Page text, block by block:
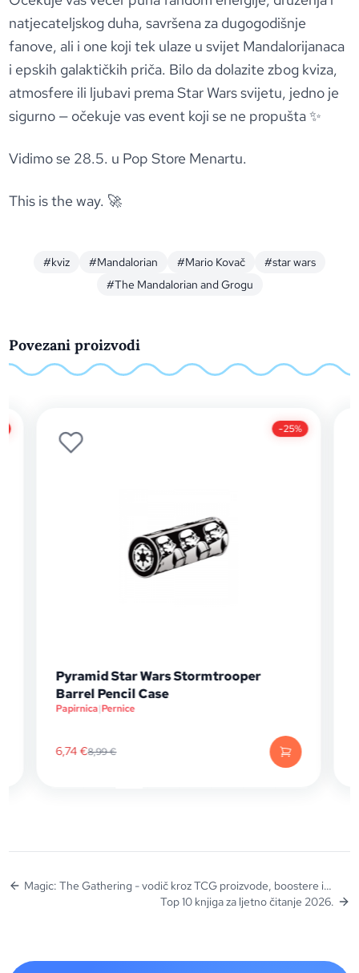
natjecateljskog duha, savršena za dugogodišnje
fanove, ali i one koji tek ulaze u svijet Mandalorijanaca
i epskih galaktičkih priča. Bilo da dolazite zbog kviza,
atmosfere ili ljubavi prema Star Wars svijetu, jedno je
sigurno — očekuje vas event koji se ne propušta ✨
Vidimo se 28.5. u Pop Store Menartu.
This is the way. 🚀
#kviz #Mandalorian #Mario Kovač
#star wars
#The Mandalorian and Grogu
Povezani proizvodi
-25%
Pyramid Star Wars Stormtrooper
Barrel Pencil Case
Papirnica|Pernice
6,74 €8,99€
Magic: The Gathering - vodič kroz TCG proizvode, boostere i
Top 10 knjiga za ljetno čitanje 2026.